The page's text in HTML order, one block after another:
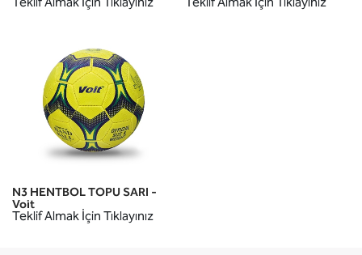
N3 HENTBOL TOPU SARI -
Voit
Teklif Almak İçin Tıklayınız